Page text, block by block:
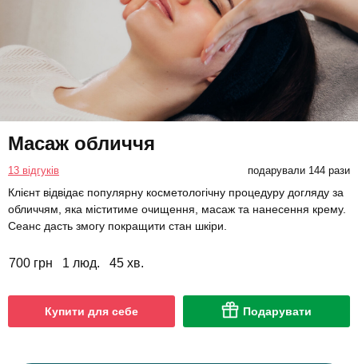
Масаж обличчя
13 відгуків подарували 144 рази
Клієнт відвідає популярну косметологічну процедуру догляду за
обличчям, яка міститиме очищення, масаж та нанесення крему.
Сеанс дасть змогу покращити стан шкіри.
700 грн 1 люд. 45 хв.
Купити для себе Подарувати